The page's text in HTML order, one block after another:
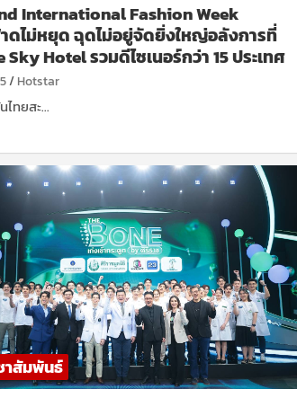
International Fashion Week
ดไม่หยุด ฉุดไม่อยู่จัดยิ่งใหญ่อลังการที่
Hotel รวมดีไซเนอร์กว่า 15 ประเทศ
Hotstar
ไทยสะ…
าสัมพันธ์